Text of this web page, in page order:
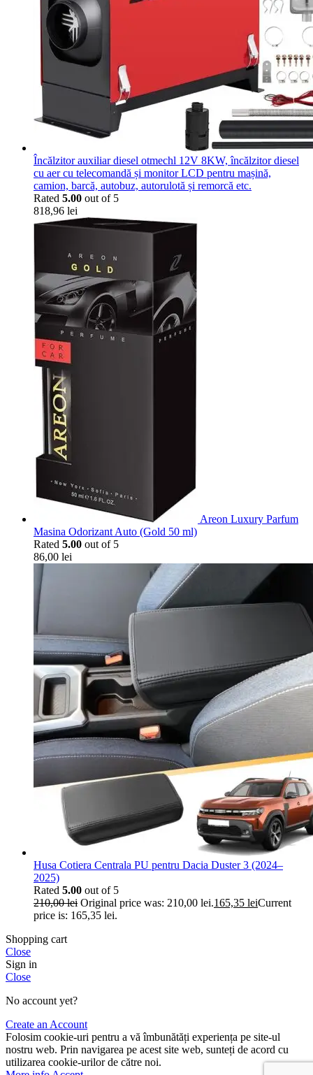
Încălzitor auxiliar diesel otmechl 12V 8KW, încălzitor diesel
cu aer cu telecomandă și monitor LCD pentru mașină,
camion, barcă, autobuz, autorulotă și remorcă etc.
Rated 5.00 out of 5
818,96 lei
Areon Luxury Parfum
Masina Odorizant Auto (Gold 50 ml)
Rated 5.00 out of 5
86,00 lei
Husa Cotiera Centrala PU pentru Dacia Duster 3 (2024–
2025)
Rated 5.00 out of 5
210,00lei Original price was: 210,00 lei.165,35 leiCurrent
price is: 165,35 lei.
Shopping cart
Close
Sign in
Close
No account yet?
Create an Account
Folosim cookie-uri pentru a vă îmbunătăți experiența pe site-ul
nostru web. Prin navigarea pe acest site web, sunteți de acord cu
utilizarea cookie-urilor de către noi.